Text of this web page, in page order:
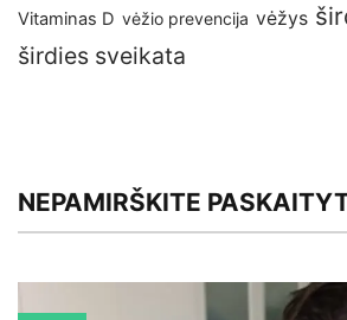
Vitaminas D vėžio prevencija vėžys
širdies sveikata
NEPAMIRŠKITE